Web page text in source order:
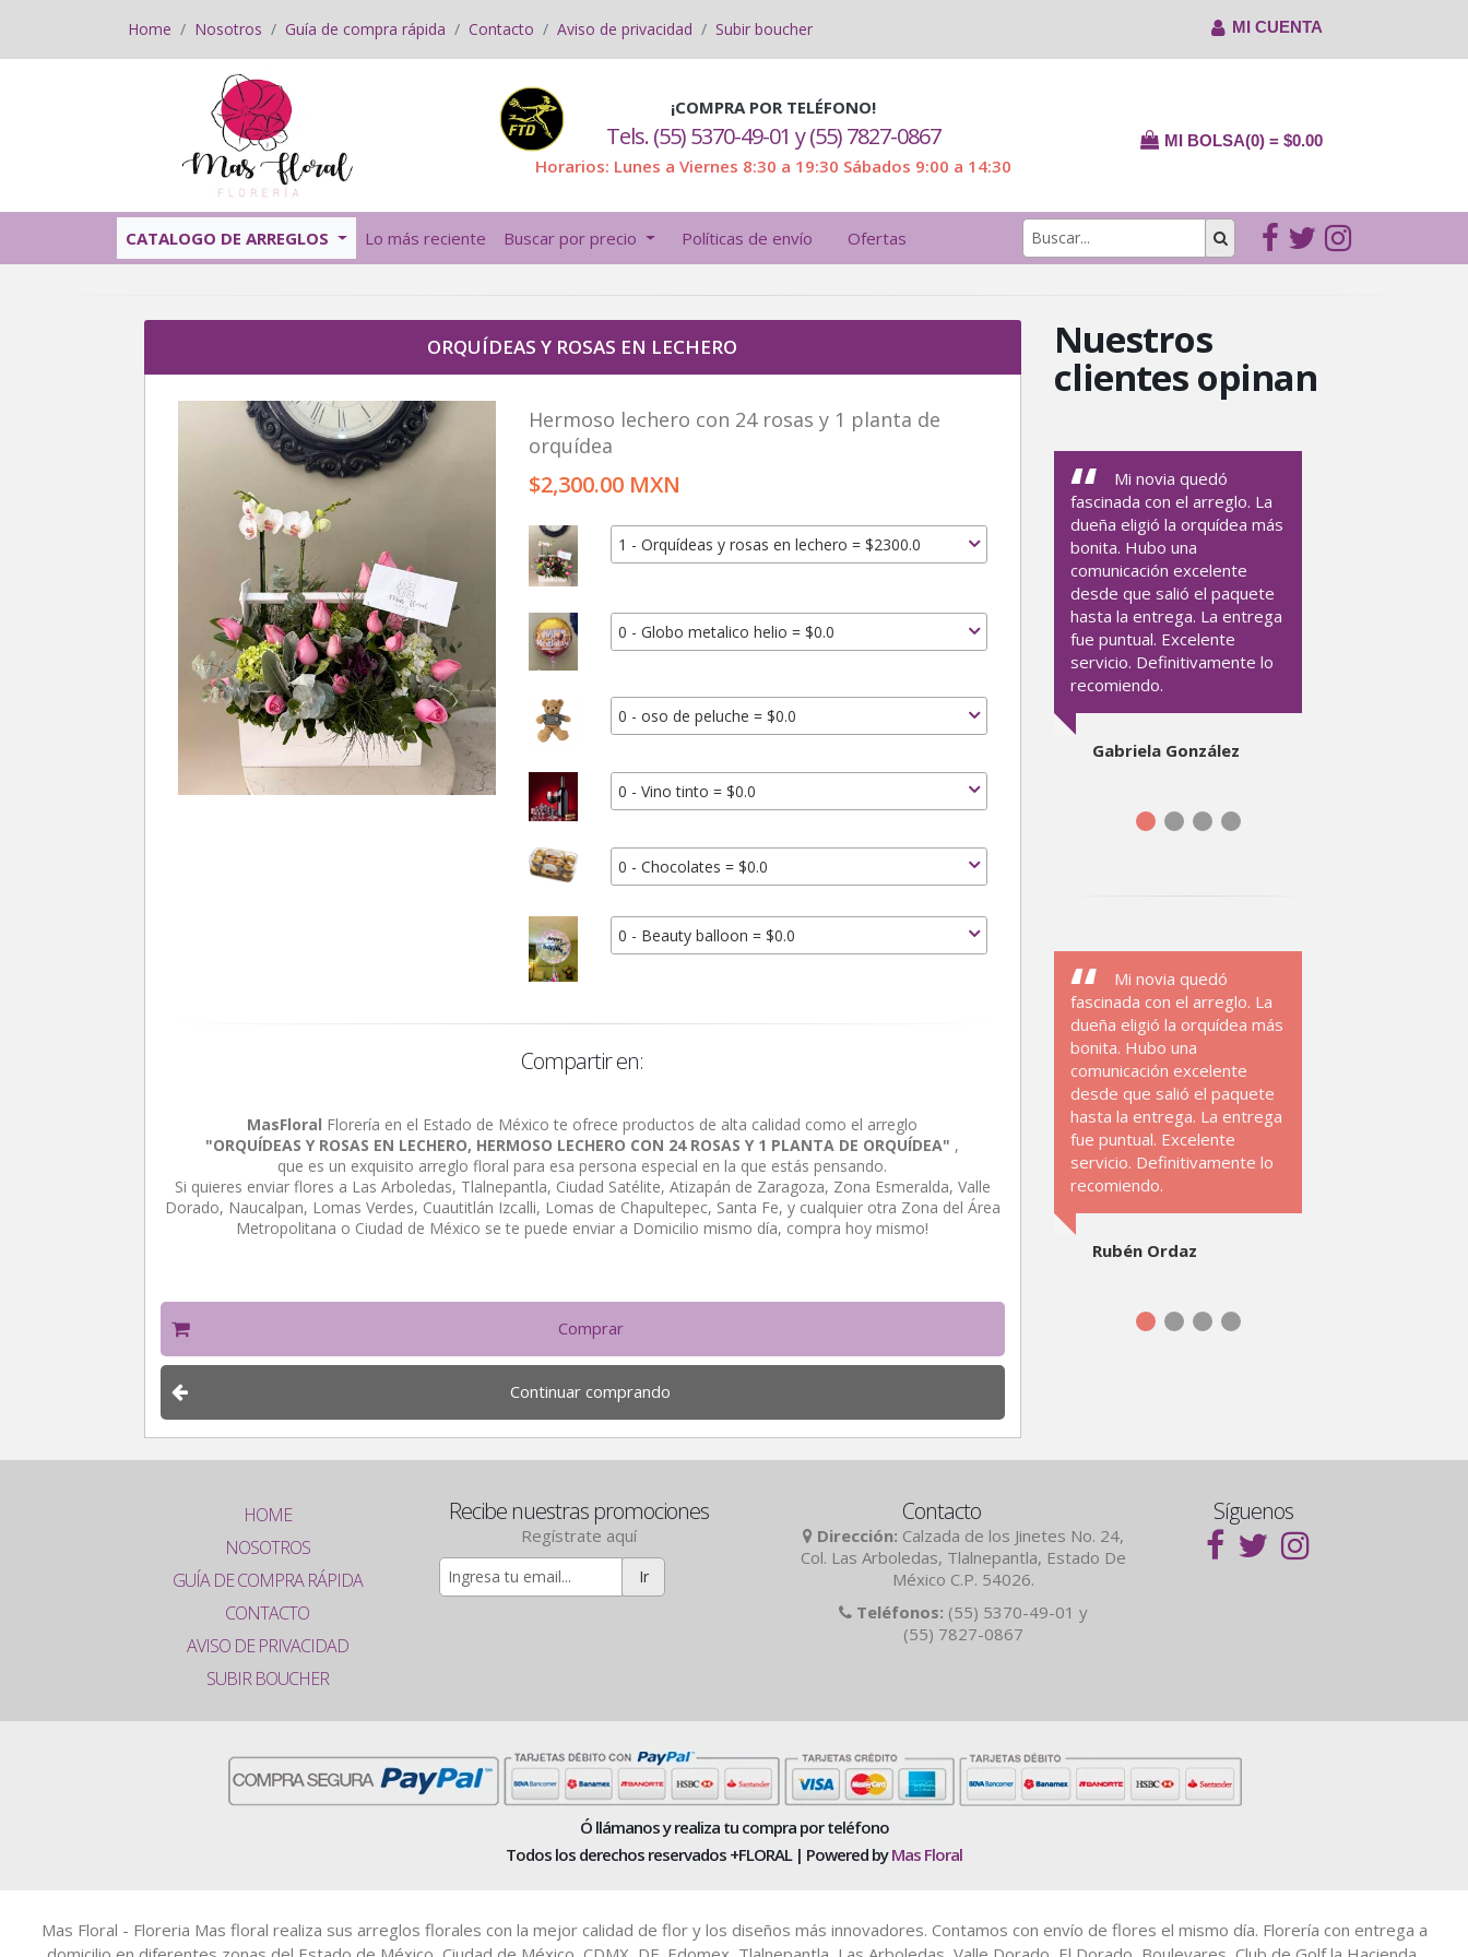
Home Nosotros Guía de compra rápida Contacto Aviso de privacidad Subir boucher MI CUENTA
¡COMPRA POR TELÉFONO!
Tels. (55) 5370-49-01 y (55) 7827-0867
Horarios: Lunes a Viernes 8:30 a 19:30 Sábados 9:00 a 14:30
MI BOLSA(0) = $0.00
CATALOGO DE ARREGLOS Lo más reciente Buscar por precio Políticas de envío Ofertas
ORQUÍDEAS Y ROSAS EN LECHERO
Hermoso lechero con 24 rosas y 1 planta de
orquídea
$2,300.00 MXN
1 - Orquídeas y rosas en lechero = $2300.0
0 - Globo metalico helio = $0.0
0 - oso de peluche = $0.0
0 - Vino tinto = $0.0
0 - Chocolates = $0.0
0 - Beauty balloon = $0.0
Compartir en:
MasFloral Florería en el Estado de México te ofrece productos de alta calidad como el arreglo
"ORQUÍDEAS Y ROSAS EN LECHERO, HERMOSO LECHERO CON 24 ROSAS Y 1 PLANTA DE ORQUÍDEA" ,
que es un exquisito arreglo floral para esa persona especial en la que estás pensando.
Si quieres enviar flores a Las Arboledas, Tlalnepantla, Ciudad Satélite, Atizapán de Zaragoza, Zona Esmeralda, Valle
Dorado, Naucalpan, Lomas Verdes, Cuautitlán Izcalli, Lomas de Chapultepec, Santa Fe, y cualquier otra Zona del Área
Metropolitana o Ciudad de México se te puede enviar a Domicilio mismo día, compra hoy mismo!
Comprar
Continuar comprando
Nuestros
clientes opinan
Mi novia quedó
fascinada con el arreglo. La
dueña eligió la orquídea más
bonita. Hubo una
comunicación excelente
desde que salió el paquete
hasta la entrega. La entrega
fue puntual. Excelente
servicio. Definitivamente lo
recomiendo.
Gabriela González
Mi novia quedó
fascinada con el arreglo. La
dueña eligió la orquídea más
bonita. Hubo una
comunicación excelente
desde que salió el paquete
hasta la entrega. La entrega
fue puntual. Excelente
servicio. Definitivamente lo
recomiendo.
Rubén Ordaz
HOME
NOSOTROS
GUÍA DE COMPRA RÁPIDA
CONTACTO
AVISO DE PRIVACIDAD
SUBIR BOUCHER
Recibe nuestras promociones
Regístrate aquí
Ir
Contacto
Dirección: Calzada de los Jinetes No. 24,
Col. Las Arboledas, Tlalnepantla, Estado De
México C.P. 54026.
Teléfonos: (55) 5370-49-01 y
(55) 7827-0867
Síguenos
Ó llámanos y realiza tu compra por teléfono
Todos los derechos reservados +FLORAL | Powered byMas Floral
Mas Floral - Floreria Mas floral realiza sus arreglos florales con la mejor calidad de flor y los diseños más innovadores. Contamos con envío de flores el mismo día. Florería con entrega a